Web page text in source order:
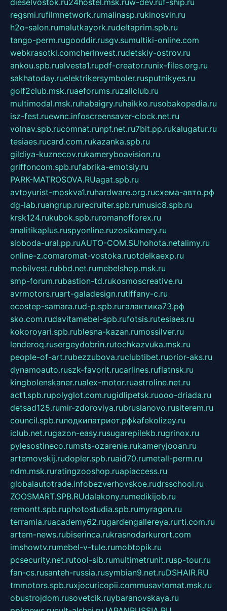
regsmi.rufilmnetwork.rumalinasp.rukinosvin.ru
h2o-salon.rumalutkayork.rudeltaprim.spb.ru
tango-perm.rugooddir.rusgv.sumultiki-online.com
webkrasotki.comcherinvest.rudetskiy-ostrov.ru
ankou.spb.rualvesta1.rupdf-creator.runix-files.org.ru
sakhatoday.ruelektrikersymboler.rusputnikyes.ru
golf2club.msk.ruaeforums.ruzallclub.ru
multimodal.msk.ruhabaigry.ruhaikko.rusobakopedia.ru
isz-fest.ruewnc.infoscreensaver-clock.net.ru
volnav.spb.rucomnat.runpf.net.ru7bit.pp.rukalugatur.ru
tesiaes.rucard.com.rukazanka.spb.ru
gildiya-kuznecov.rukameryboavision.ru
griffoncom.spb.rufabrika-emotsiy.ru
PARK-MATROSOVA.RUagat.spb.ru
avtoyurist-moskva1.ruhardware.org.ruсхема-авто.рф
dg-lab.ruangrup.rurecruiter.spb.rumusic8.spb.ru
krsk124.rukubok.spb.ruromanofforex.ru
analitikaplus.ruspyonline.ruzosikamery.ru
sloboda-ural.pp.ruAUTO-COM.SUhohota.netalimy.ru
online-z.comaromat-vostoka.ruotdelkaexp.ru
mobilvest.rubbd.net.rumebelshop.msk.ru
smp-forum.rubastion-td.rukosmoscreative.ru
avrmotors.ruart-galadesign.rutiffany-c.ru
ecostep-samara.rud-p.spb.ruгалактика73.рф
sko.com.rudavitamebel-spb.rufotsis.rutesiaes.ru
kokoroyari.spb.rublesna-kazan.rumossilver.ru
lenderoq.rusergeydobrin.rutochkazvuka.msk.ru
people-of-art.rubezzubova.ruclubtibet.ruorior-aks.ru
dynamoauto.ruszk-favorit.rucarlines.ruflatnsk.ru
kingbolenskaner.rualex-motor.ruastroline.net.ru
act1.spb.rupolyglot.com.rugidlipetsk.ruooo-driada.ru
detsad125.rumir-zdoroviya.rubruslanovo.rusiterem.ru
council.spb.ruлодкипатриот.рфkafekolizey.ru
iclub.net.rugazon-easy.rusugarepilekb.rugrinox.ru
pylesostineco.rumsts-ozarenie.rukameryjooan.ru
artemovskij.rudopler.spb.ruaid70.rumetall-perm.ru
ndm.msk.ruratingzooshop.ruapiaccess.ru
globalautotrade.infobezverhovskoe.rudrsschool.ru
ZOOSMART.SPB.RUdalakony.rumedikijob.ru
remontt.spb.ruphotostudia.spb.rumyragon.ru
terramia.ruacademy62.rugardengallereya.rurti.com.ru
artem-news.rubiserinca.rukrasnodarkurort.com
imshowtv.rumebel-v-tule.rumobtopik.ru
pcsecurity.net.rutool-sib.rumultimetrunit.rusp-tour.ru
fan-cs.rusanteh-russia.rusymbian9.net.ruDSHAIR.RU
tmmotors.spb.ruxjocuricopii.commusavtomat.msk.ru
obustrojdom.rusovetcik.ruybaranovskaya.ru